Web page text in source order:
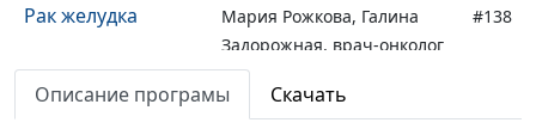
Рак желудка
Мария Рожкова, Галина
Задорожная, врач-онколог
#138
Рак молочной
Мария Рожкова, Галина
Задорожная, врач-онколог
Описание програмы Скачать